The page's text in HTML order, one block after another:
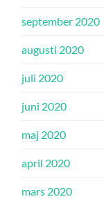
september 2020
augusti 2020
juli 2020
juni 2020
maj 2020
april 2020
mars 2020